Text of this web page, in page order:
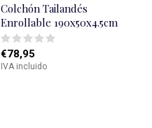
Colchón Tailandés
Enrollable 190x50x4.5cm
€78,95
IVA incluido